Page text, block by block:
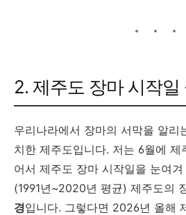
2. 제주도 장마 시작일
우리나라에서 장마의 서막을 알리
치한 제주도입니다. 저는 6월에 제
어서 제주도 장마 시작일을 눈여
(1991년~2020년 평균) 제주도의
경입니다. 그렇다면 2026년 올해